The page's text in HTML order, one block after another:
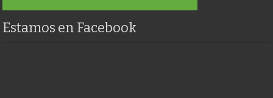
Estamos en Facebook